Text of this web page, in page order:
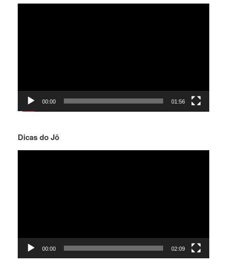
00:00 01:56
Dicas do Jô
00:00 02:09